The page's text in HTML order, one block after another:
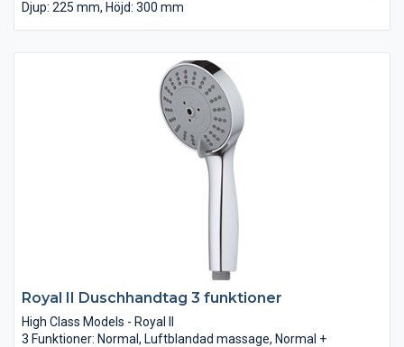
Djup: 225 mm, Höjd: 300 mm
Royal II Duschhandtag 3 funktioner
High Class Models - Royal II
3 Funktioner: Normal, Luftblandad massage, Normal +